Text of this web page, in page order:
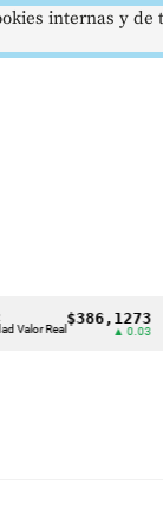
Real
$386,1273
▲ 0.03
internas y